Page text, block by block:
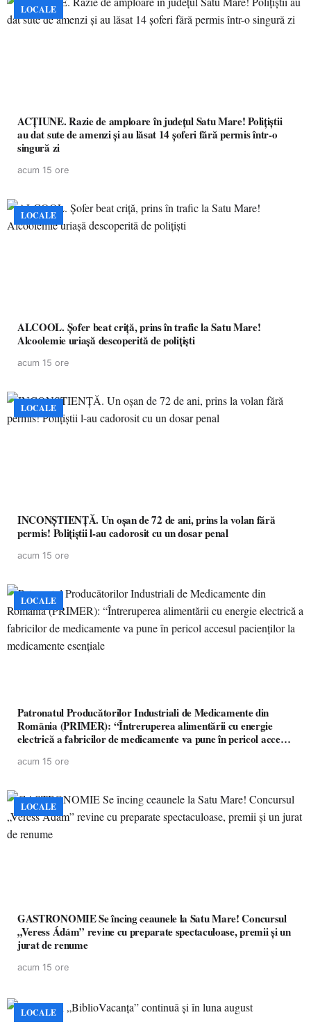
LOCALE
ACȚIUNE. Razie de amploare în județul Satu Mare! Polițiștii
au dat sute de amenzi și au lăsat 14 șoferi fără permis într-o
singură zi
acum 15 ore
LOCALE
ALCOOL. Șofer beat criță, prins în trafic la Satu Mare!
Alcoolemie uriașă descoperită de polițiști
acum 15 ore
LOCALE
INCONȘTIENȚĂ. Un oșan de 72 de ani, prins la volan fără
permis! Polițiștii l-au cadorosit cu un dosar penal
acum 15 ore
LOCALE
Patronatul Producătorilor Industriali de Medicamente din
România (PRIMER): “Întreruperea alimentării cu energie
electrică a fabricilor de medicamente va pune în pericol accesul
acum 15 ore
LOCALE
GASTRONOMIE Se încing ceaunele la Satu Mare! Concursul
„Veress Ádám” revine cu preparate spectaculoase, premii și un
jurat de renume
acum 15 ore
LOCALE